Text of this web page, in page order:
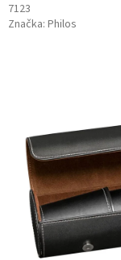
7123
Značka: Philos